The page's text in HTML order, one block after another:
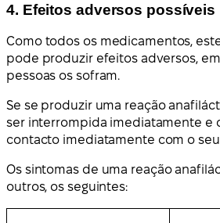
4. Efeitos adversos possíveis
Como todos os medicamentos,
pode produzir efeitos adversos,
pessoas os sofram.
Se se produzir uma reação
ser interrompida imediatamente e
contacto imediatamente com o
Os sintomas de uma reação
outros, os seguintes: